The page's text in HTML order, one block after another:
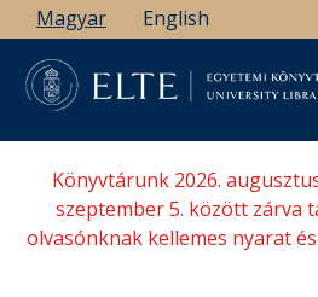
Ugrás
a
tartalomra
Magyar English
Könyvtárunk 2026.
szeptember 5. között zárva
olvasónknak kellemes nyarat